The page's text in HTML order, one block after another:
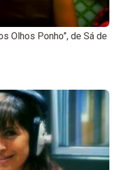
Olhos Ponho”, de Sá de